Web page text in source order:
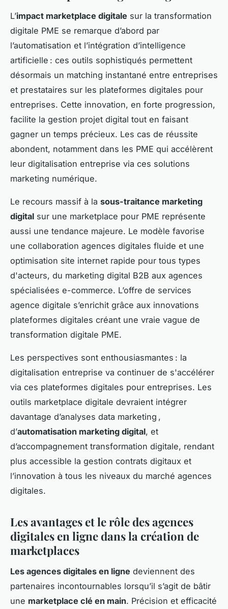
L’impact marketplace digitale sur la transformation
digitale PME se remarque d’abord par
l’automatisation et l’intégration d’intelligence
artificielle : ces outils sophistiqués permettent
désormais un matching instantané entre entreprises
et prestataires sur les plateformes digitales pour
entreprises. Cette innovation, en forte progression,
facilite la gestion projet digital tout en faisant
gagner un temps précieux. Les cas de réussite
abondent, notamment dans les PME qui accélèrent
leur digitalisation entreprise via ces solutions
marketing numérique.
Le recours massif à la sous-traitance marketing
digital sur une marketplace pour PME représente
aussi une tendance majeure. Le modèle favorise
une collaboration agences digitales fluide et une
optimisation site internet rapide pour tous types
d'acteurs, du marketing digital B2B aux agences
spécialisées e-commerce. L’offre de services
agence digitale s’enrichit grâce aux innovations
plateformes digitales créant une vraie vague de
transformation digitale PME.
Les perspectives sont enthousiasmantes : la
digitalisation entreprise va continuer de s'accélérer
via ces plateformes digitales pour entreprises. Les
outils marketplace digitale devraient intégrer
davantage d’analyses data marketing ,
d’automatisation marketing digital, et
d’accompagnement transformation digitale, rendant
plus accessible la gestion contrats digitaux et
l’innovation à tous les niveaux du marché agences
digitales.
Les avantages et le rôle des agences
digitales en ligne dans la création de
marketplaces
Les agences digitales en ligne deviennent des
partenaires incontournables lorsqu’il s’agit de bâtir
une marketplace clé en main. Précision et efficacité